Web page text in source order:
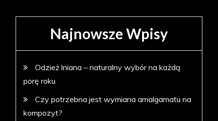
Najnowsze Wpisy
Odzież lniana – naturalny wybór na każdą
porę roku
Czy potrzebna jest wymiana amalgamatu na
kompozyt?